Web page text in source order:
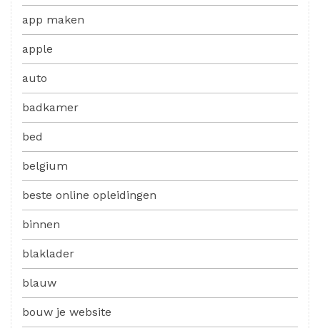
app maken
apple
auto
badkamer
bed
belgium
beste online opleidingen
binnen
blaklader
blauw
bouw je website